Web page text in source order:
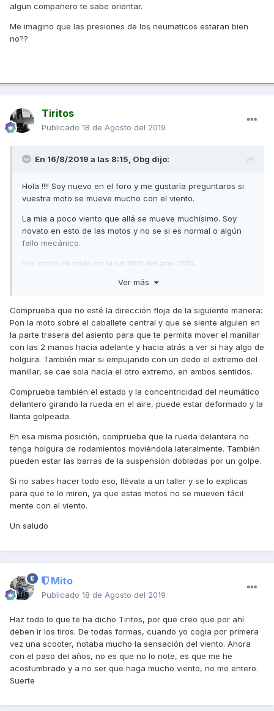
algun compañero te sabe orientar.
Me imagino que las presiones de los neumaticos estaran bien
no??
Tiritos
Publicado 18 de Agosto del 2019
En 16/8/2019 a las 8:15, Obg dijo:
Hola !!!! Soy nuevo en el foro y me gustaría preguntaros si
vuestra moto se mueve mucho con el viento.
La mía a poco viento que allá se mueve muchísimo. Soy
novato en esto de las motos y no se si es normal o algún
fallo mecánico.
Por cierto mi moto es la sd 300I del año 2014
en el tema ordenadores y no se si lo e realizado
correctamente.
Un saluso a todos
Ver más
Comprueba que no esté la dirección floja de la siguiente manera:
Pon la moto sobre el caballete central y que se siente alguien en
la parte trasera del asiento para que te permita mover el manillar
con las 2 manos hacia adelante y hacia atrás a ver si hay algo de
holgura. También miar si empujando con un dedo el extremo del
manillar, se cae sola hacia el otro extremo, en ambos sentidos.
Comprueba también el estado y la concentricidad del neumático
delantero girando la rueda en el aire, puede estar deformado y la
llanta golpeada.
En esa misma posición, comprueba que la rueda delantera no
tenga holgura de rodamientos moviéndola lateralmente. También
pueden estar las barras de la suspensión dobladas por un golpe.
Si no sabes hacer todo eso, llévala a un taller y se lo explicas
para que te lo miren, ya que estas motos no se mueven fácil
mente con el viento.
Un saludo
Mito
Publicado 18 de Agosto del 2019
Haz todo lo que te ha dicho Tiritos, por que creo que por ahí
deben ir los tiros. De todas formas, cuando yo cogia por primera
vez una scooter, notaba mucho la sensación del viento. Ahora
con el paso del años, no es que no lo note, es que me he
acostumbrado y a no ser que haga mucho viento, no me entero.
Suerte